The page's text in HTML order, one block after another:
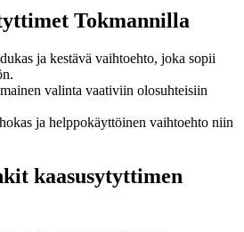
Tokmannilla
ja kestävä vaihtoehto, joka sopii
valinta vaativiin olosuhteisiin
ja helppokäyttöinen vaihtoehto niin
kaasusytyttimen